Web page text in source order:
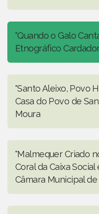
"Quando o Galo
Etnográfico
"Santo Aleixo, Povo
Casa do Povo de
Moura
"Malmequer Criado
Coral da Caixa
Câmara Municipal de